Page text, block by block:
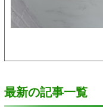
最新の記事一覧